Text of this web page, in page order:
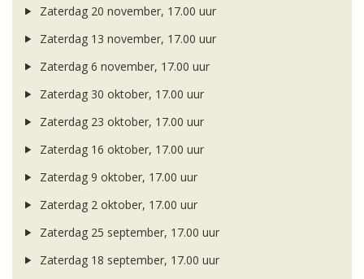
Zaterdag 20 november, 17.00 uur
Zaterdag 13 november, 17.00 uur
Zaterdag 6 november, 17.00 uur
Zaterdag 30 oktober, 17.00 uur
Zaterdag 23 oktober, 17.00 uur
Zaterdag 16 oktober, 17.00 uur
Zaterdag 9 oktober, 17.00 uur
Zaterdag 2 oktober, 17.00 uur
Zaterdag 25 september, 17.00 uur
Zaterdag 18 september, 17.00 uur